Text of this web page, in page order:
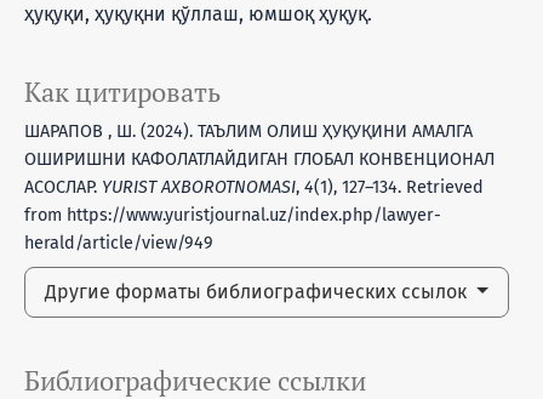
ҳуқуқи, ҳуқуқни қўллаш, юмшоқ ҳуқуқ.
Как цитировать
ШАРАПОВ , Ш. (2024). ТАЪЛИМ ОЛИШ ҲУҚУҚИНИ АМАЛГА
ОШИРИШНИ КАФОЛАТЛАЙДИГАН ГЛОБАЛ КОНВЕНЦИОНАЛ
АСОСЛАР. YURIST AXBOROTNOMASI, 4(1), 127–134. Retrieved
from https://www.yuristjournal.uz/index.php/lawyer-
herald/article/view/949
Другие форматы библиографических ссылок
Библиографические ссылки